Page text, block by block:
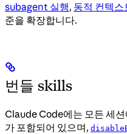
subagent 실행, 동적 컨텍스
준을 확장합니다.
번들 skills
Claude Code에는 모든 세
가 포함되어 있으며,